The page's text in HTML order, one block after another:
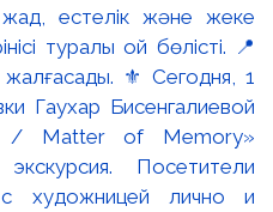
жад, естелік және жеке
туралы ой бөлісті. 📍
⚜️ Сегодня, 1
Гаухар Бисенгалиевой
/ Matter of Memory»
Посетители
с художницей лично и